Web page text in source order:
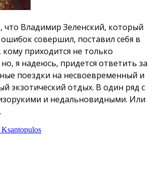
Владимир Зеленский, который
совершил, поставил себя в
приходится не только
я надеюсь, придется ответить за
поездки на несвоевременный и
экзотический отдых. В один ряд с
и недальновидными. Или